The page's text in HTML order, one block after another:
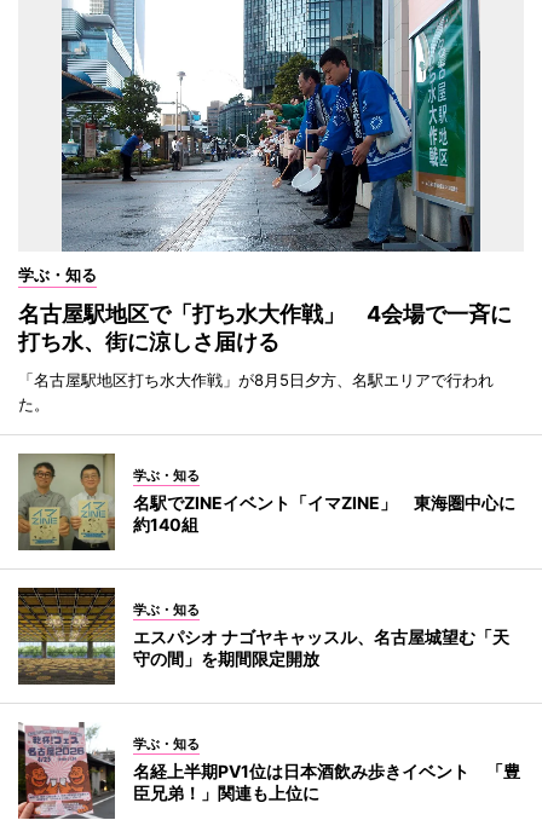
学ぶ・知る
名古屋駅地区で「打ち水大作戦」 4会場で一斉に
打ち水、街に涼しさ届ける
「名古屋駅地区打ち水大作戦」が8月5日夕方、名駅エリアで行われ
た。
学ぶ・知る
名駅でZINEイベント「イマZINE」 東海圏中心に
約140組
学ぶ・知る
エスパシオ ナゴヤキャッスル、名古屋城望む「天
守の間」を期間限定開放
学ぶ・知る
名経上半期PV1位は日本酒飲み歩きイベント 「豊
臣兄弟！」関連も上位に